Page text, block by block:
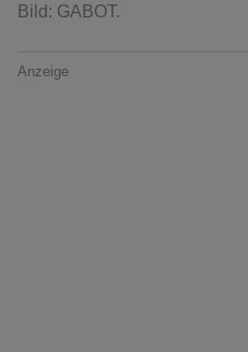
Bild: GABOT.
Anzeige